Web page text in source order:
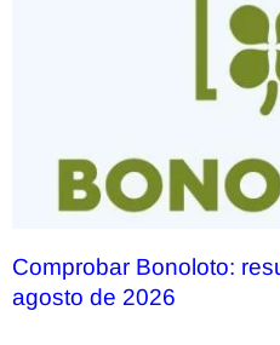
Comprobar Bonoloto:
agosto de 2026